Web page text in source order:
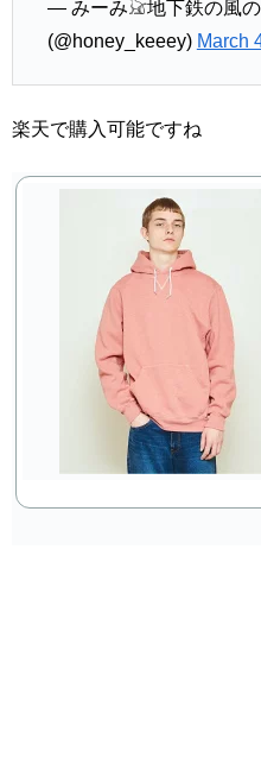
— みーみ𓃠地下鉄の風の
(@honey_keeey) March
楽天で購入可能ですね